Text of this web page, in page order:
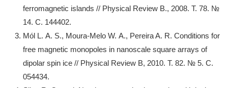
ferromagnetic islands // Physical Review B., 2008. Т. 78. №
14. С. 144402.
Mól L. A. S., Moura-Melo W. A., Pereira A. R. Conditions for
free magnetic monopoles in nanoscale square arrays of
dipolar spin ice // Physical Review B, 2010. Т. 82. № 5. С.
054434.